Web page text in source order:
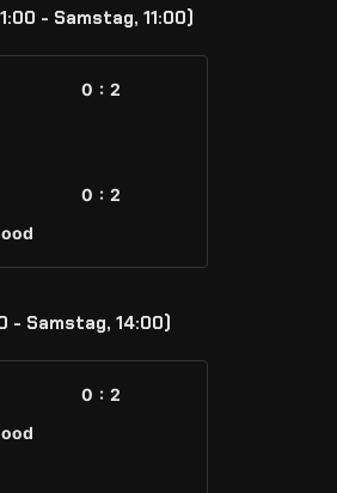
- Samstag, 11:00)
0 : 2
0 : 2
- Samstag, 14:00)
0 : 2